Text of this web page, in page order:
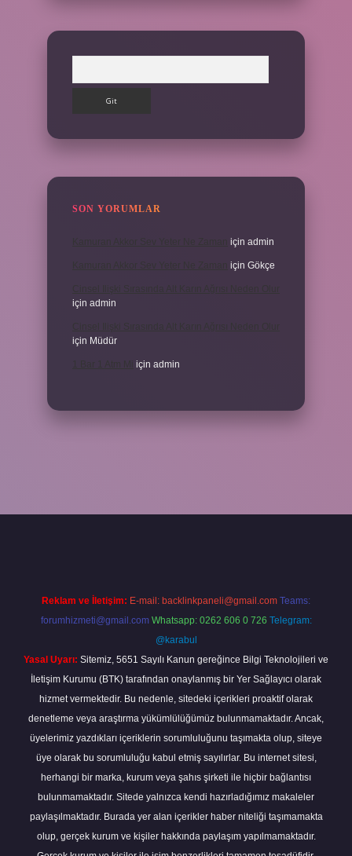
SON YORUMLAR
için admin
için Gökçe
için admin
için Müdür
için admin
Reklam ve İletişim: E-mail: backlinkpaneli@gmail.com Teams:
forumhizmeti@gmail.com Whatsapp: 0262 606 0 726 Telegram:
@karabul
Yasal Uyarı: Sitemiz, 5651 Sayılı Kanun gereğince Bilgi Teknolojileri ve
İletişim Kurumu (BTK) tarafından onaylanmış bir Yer Sağlayıcı olarak
hizmet vermektedir. Bu nedenle, sitedeki içerikleri proaktif olarak
denetleme veya araştırma yükümlülüğümüz bulunmamaktadır. Ancak,
üyelerimiz yazdıkları içeriklerin sorumluluğunu taşımakta olup, siteye
üye olarak bu sorumluluğu kabul etmiş sayılırlar. Bu internet sitesi,
herhangi bir marka, kurum veya şahıs şirketi ile hiçbir bağlantısı
bulunmamaktadır. Sitede yalnızca kendi hazırladığımız makaleler
paylaşılmaktadır. Burada yer alan içerikler haber niteliği taşımamakta
olup, gerçek kurum ve kişiler hakkında paylaşım yapılmamaktadır.